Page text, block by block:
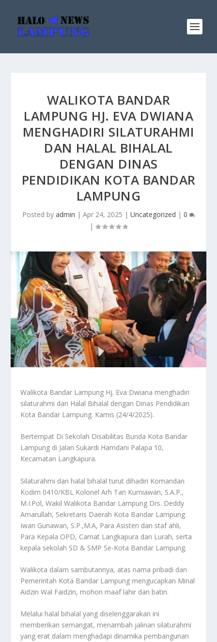
WALIKOTA BANDAR
LAMPUNG HJ. EVA DWIANA
MENGHADIRI SILATURAHMI
DAN HALAL BIHALAL
DENGAN DINAS
PENDIDIKAN KOTA BANDAR
LAMPUNG
Posted by admin | Apr 24, 2025 | Uncategorized | 0
|
Walikota Bandar Lampung Hj. Eva Dwiana menghadiri
silaturahmi dan Halal Bihalal dengan Dinas Pendidikan
Kota Bandar Lampung. Kamis (24/4/2025).
Bertempat Di Sekolah Disabilitas Bunda Kota Bandar
Lampung di Jalan Sukardi Hamdani Palapa 10,
Kecamatan Langkapura.
Silaturahmi dan halal bihalal turut dihadiri Komandan
Kodim 0410/KBL Kolonel Arh Tan Kurniawan, S.A.P.,
M.I.Pol, Wakil Walikota Bandar Lampung Drs. Deddy
Amarullah, Sekretaris Daerah Kota Bandar Lampung
Iwan Gunawan, S.P.,M.A, Para Asisten dan staf ahli,
Para Kepala OPD, Camat Langkapura dan Lurah, serta
kepala sekolah SD & SMP Se-Kota Bandar Lampung.
Walikota dalam sambutannya, atas nama pribadi dan
Pemerintah Kota Bandar Lampung mengucapkan Minal
Aidzin Wal Faidzin, mohon maaf lahir dan batin.
Melalui halal bihalal yang diselenggarakan ini
memberikan semangat, menambah jalinan silaturahmi
yang erat dalam menghadapi dinamika pembangunan